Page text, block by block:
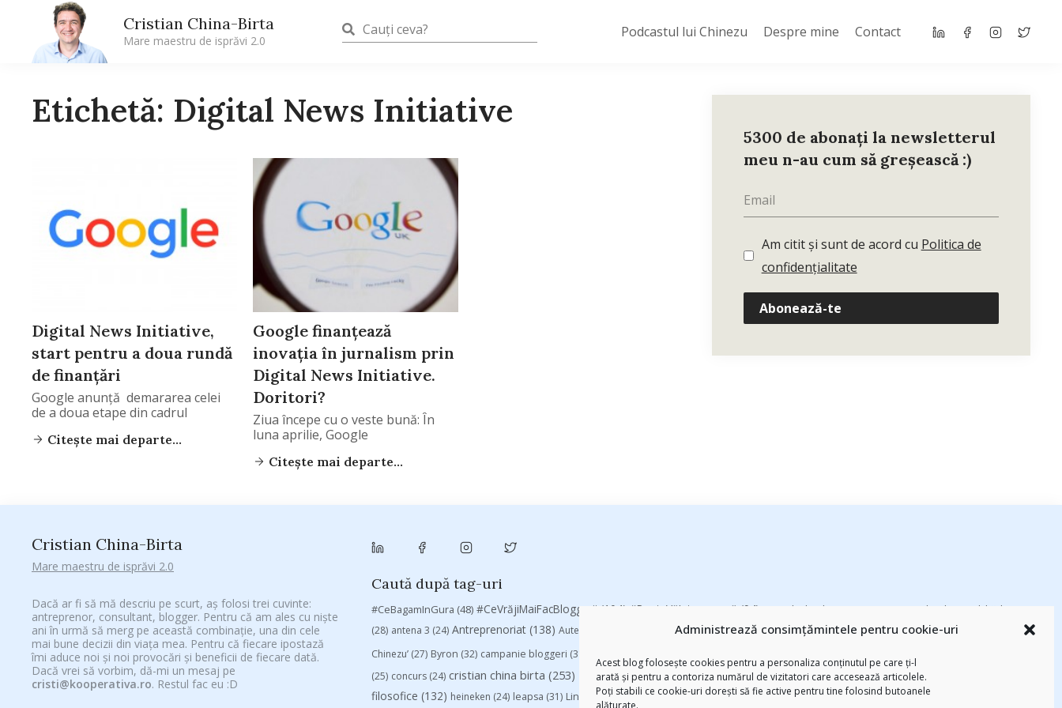
Administrează consimțămintele pentru cookie-uri
Acest blog folosește cookies pentru a personaliza conținutul pe care ți-l
arată și pentru a contoriza numărul de vizitatori care accesează articolele.
Poți stabili ce cookie-uri dorești să fie active pentru tine folosind butoanele
alăturate.
Cristian China-Birta
Mare maestru de isprăvi 2.0
Podcastul lui Chinezu Despre mine Contact
Etichetă: Digital News Initiative
Digital News Initiative,
start pentru a doua rundă
de finanțări
Google anunță demararea celei
de a doua etape din cadrul
Citește mai departe...
Google finanțează
inovația în jurnalism prin
Digital News Initiative.
Doritori?
Ziua începe cu o veste bună: În
luna aprilie, Google
Citește mai departe...
5300 de abonați la newsletterul
meu n-au cum să greșească :)
Am citit și sunt de acord cu Politica de
confidențialitate
Abonează-te
Cristian China-Birta
Mare maestru de isprăvi 2.0
Dacă ar fi să mă descriu pe scurt, aș folosi trei cuvinte:
antreprenor, consultant, blogger. Pentru că am ales cu niște
ani în urmă să merg pe această combinație, una din cele
mai bune decizii din viața mea. Pentru că fiecare ipostază
îmi aduce noi și noi provocări și beneficii de fiecare dată.
Dacă vrei să vorbim, dă-mi un mesaj pe
cristi@kooperativa.ro. Restul fac eu :D
Caută după tag-uri
#CeBagamInGura (48) #CeVrăjiMaiFacBloggerii (104) #PoateVăInteresează (94) #PrinThailandaMea #ZiuaȘiProdusul
adi hădean
(28) antena 3 (24) Antreprenoriat (138) Autenticitate baia mare(24) basescu(43) Blogal Initiative(26) brand personal(30) Brandu’ lu’
Chinezu’ (27) Byron (32) campanie bloggeri (31)
(25) concurs (24) cristian china birta (253) Despre cartile pe care le-am citit(258) digital(154) federatia romana de rugby
filosofice (132) heineken (24) leapsa (31) Linkurile zilei(39) manafu(33) mara(27) marius matache (24) Parenting(55) Recomandările zilei din